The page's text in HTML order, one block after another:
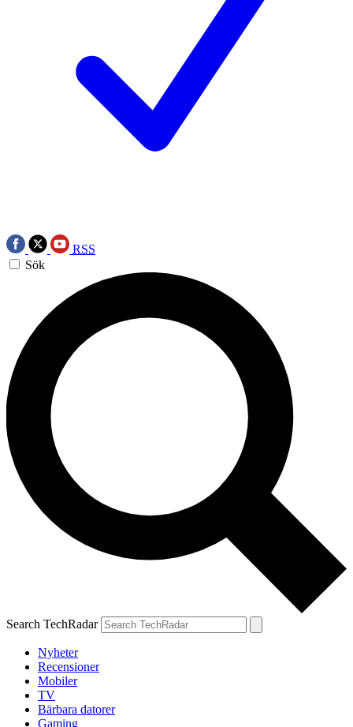
RSS
Sök
Search TechRadar
Nyheter
Recensioner
Mobiler
TV
Bärbara datorer
Gaming